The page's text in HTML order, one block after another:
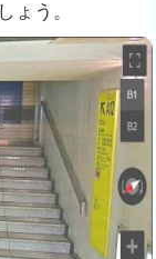
ょう。